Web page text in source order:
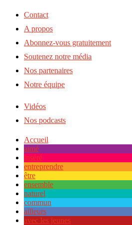
Contact
A propos
Abonnez-vous gratuitement
Soutenez notre média
Nos partenaires
Notre équipe
Vidéos
Nos podcasts
Accueil
aimé
inséré
entreprendre
être
ensemble
naturel
commun
ailleurs
avec les jeunes